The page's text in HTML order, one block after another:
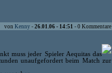
von Kenny - 26.01.06 - 14:51 - 0 Kommentare
muss jeder Spieler Aequitas das
unaufgefordert beim Match zur